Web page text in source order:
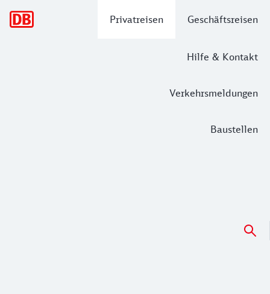
Privatreisen Geschäftsreisen
Hilfe & Kontakt
Verkehrsmeldungen
Baustellen